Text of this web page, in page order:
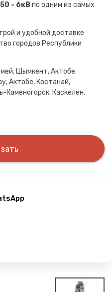
- 6кВ по одним из самых
и удобной доставке
городов Республики
Шымкент, Актобе,
Актобе, Костанай,
Каменогорск, Каскелен,